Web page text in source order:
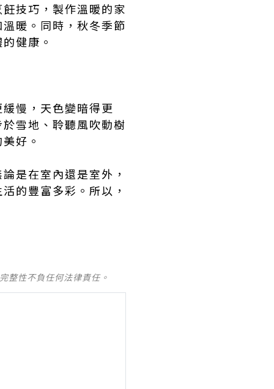
技巧，製作溫暖的家
暖。同時，秋冬季節
健康。
慢，天色變暗得更
雪地、聆聽風吹動樹
好。
是在室內還是室外，
的豐富多彩。所以，
整性不負任何法律責任。